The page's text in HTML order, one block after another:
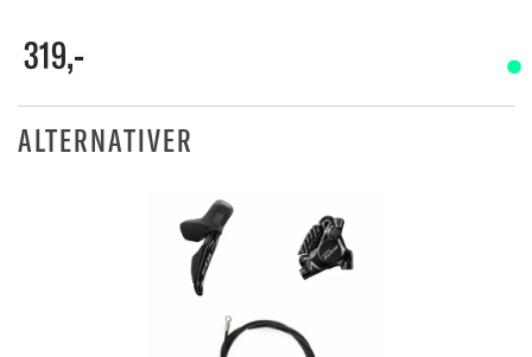
319,-
ALTERNATIVER